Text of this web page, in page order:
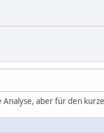
aber für den